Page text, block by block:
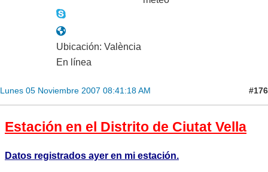
Ubicación: València
En línea
Lunes 05 Noviembre 2007 08:41:18 AM #176
Estación en el Distrito de Ciutat Vella
Datos registrados ayer en mi estación.